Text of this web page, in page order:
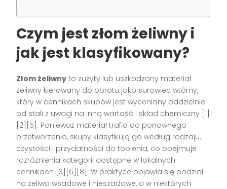
Czym jest złom żeliwnyi
jak jest klasyfikowany?
Złom żeliwny to zużyty lub uszkodzony materiał
żeliwny kierowany do obrotu jako surowiec wtórny,
który w cennikach skupów jest wyceniany oddzielnie
od stali z uwagi na inną wartość i skład chemiczny [1]
[2][5]. Ponieważ materiał trafia do ponownego
przetworzenia, skupy klasyfikują go według rodzaju,
czystości i przydatności do topienia, co obejmuje
rozróżnienia kategorii dostępne w lokalnych
cennikach [3][6][8]. W praktyce pojawia się podział
na żeliwo wsadowe i nieszadowe, a w niektórych